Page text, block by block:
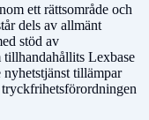
ett rättsområde och
dels av allmänt
stöd av
Lexbase
tillämpar